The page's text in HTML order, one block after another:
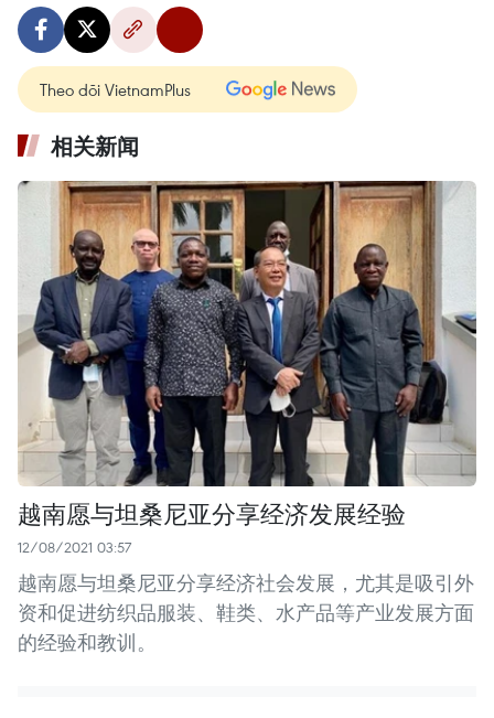
Theo dõi VietnamPlus
相关新闻
越南愿与坦桑尼亚分享经济发展经验
12/08/2021 03:57
越南愿与坦桑尼亚分享经济社会发展，尤其是吸引外
资和促进纺织品服装、鞋类、水产品等产业发展方面
的经验和教训。